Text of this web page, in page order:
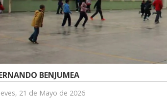
BENJUMEA
21 de Mayo de 2026